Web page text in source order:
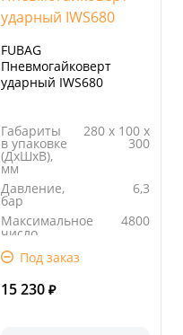
FUBAG
Пневмогайковерт
ударный IWS680
Габариты
в упаковке
(ДхШхВ),
мм
280 х 100 х
300
Давление,
бар
6,3
Максимальное
число
об/мин
4800
Под заказ
15 230 ₽